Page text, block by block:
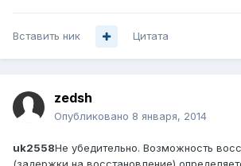
Вставить ник Цитата
zedsh
Опубликовано 8 января, 2014
uk2558Не убедительно. Возможность